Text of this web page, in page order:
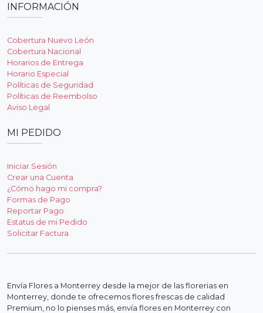
INFORMACIÓN
Cobertura Nuevo León
Cobertura Nacional
Horarios de Entrega
Horario Especial
Políticas de Seguridad
Políticas de Reembolso
Aviso Legal
MI PEDIDO
Iniciar Sesión
Crear una Cuenta
¿Cómo hago mi compra?
Formas de Pago
Reportar Pago
Estatus de mi Pedido
Solicitar Factura
Envía Flores a Monterrey desde la mejor de las florerias en
Monterrey, donde te ofrecemos flores frescas de calidad
Premium, no lo pienses más, envía flores en Monterrey con